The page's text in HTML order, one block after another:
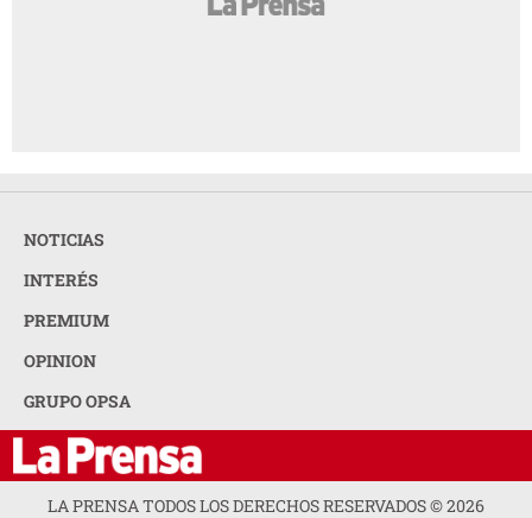
NOTICIAS
INTERÉS
PREMIUM
OPINION
GRUPO OPSA
LA PRENSA TODOS LOS DERECHOS RESERVADOS ©2026